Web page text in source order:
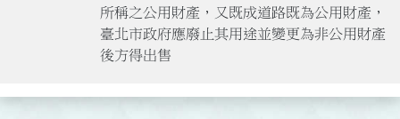
所稱之公用財產，又既成道路既為公用財產，
臺北市政府應廢止其用途並變更為非公用財產
後方得出售